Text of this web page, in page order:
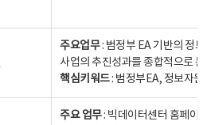
주요업무: 범정부 EA 기반의 정
사업의 추진성과를 종합적으로
핵심키워드: 범정부EA, 정보자
주요 업무: 빅데이터센터 홈페이